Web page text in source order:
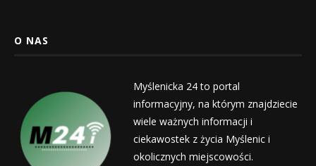
O NAS
Myślenicka 24 to portal
informacyjny, na którym znajdziecie
wiele ważnych informacji i
ciekawostek z życia Myślenic i
okolicznych miejscowości.